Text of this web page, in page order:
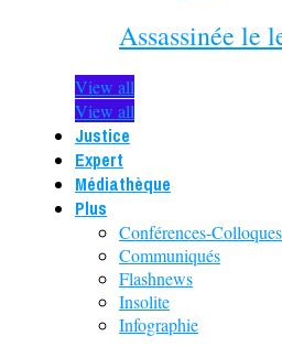
Assassinée le
View all
View all
Justice
Expert
Médiathèque
Plus
Conférences-
Communiqués
Flashnews
Insolite
Infographie